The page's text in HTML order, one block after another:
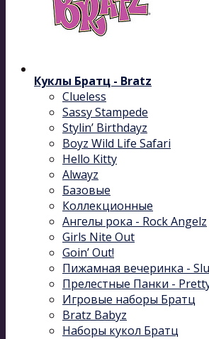
Куклы Братц - Bratz
Clueless
Sassy Stampede
Stylin’ Birthdayz
Boyz Wild Life Safari
Hello Kitty
Alwayz
Базовые
Коллекционные
Ангелы рока - Rock Angelz
Girls Nite Out
Goin’ Out!
Пижамная вечеринка -
Прелестные Панки -
Игровые наборы Братц
Bratz Babyz
Наборы кукол Братц